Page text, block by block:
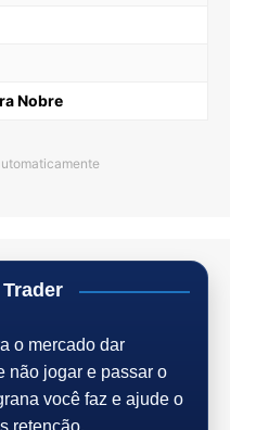
Nobre
o mercado dar
não jogar e passar o
você faz e ajude o